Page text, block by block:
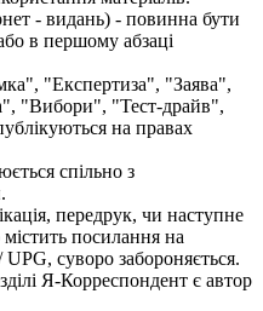
- видань) - повинна бути
в першому абзаці
"Експертиза", "Заява",
"Вибори", "Тест-драйв",
на правах
спільно з
передрук, чи наступне
посилання на
суворо забороняється.
Я-Корреспондент є автор